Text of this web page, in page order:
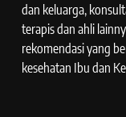
dan keluarga,
terapis dan ahli
rekomendasi yang
kesehatan Ibu dan